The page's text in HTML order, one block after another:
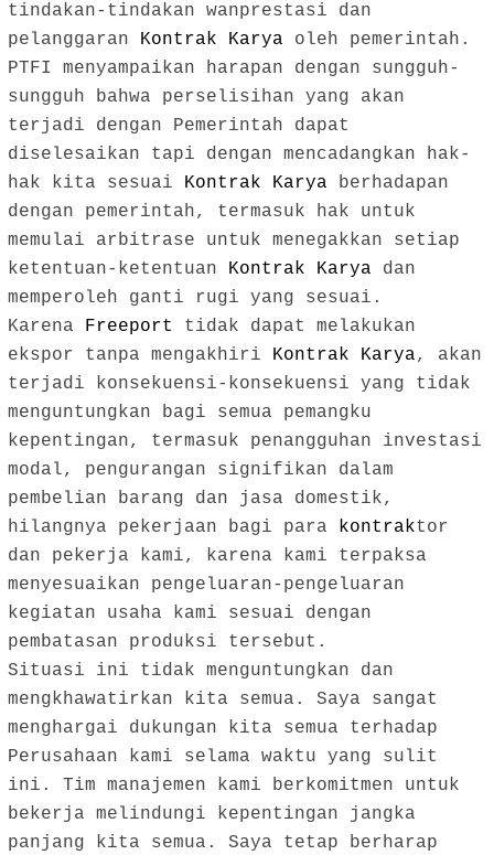
tindakan-tindakan wanprestasi dan
pelanggaran
Kontrak Karya
oleh pemerintah.
PTFI menyampaikan harapan dengan sungguh-
sungguh bahwa perselisihan yang akan
terjadi dengan Pemerintah dapat
diselesaikan tapi dengan mencadangkan hak-
hak kita sesuai
Kontrak Karya
berhadapan
dengan pemerintah, termasuk hak untuk
memulai arbitrase untuk menegakkan setiap
ketentuan-ketentuan
Kontrak Karya
dan
memperoleh ganti rugi yang sesuai.
Karena
Freeport
tidak dapat melakukan
ekspor tanpa mengakhiri
Kontrak Karya, akan
terjadi konsekuensi-konsekuensi yang tidak
menguntungkan bagi semua pemangku
kepentingan, termasuk penangguhan investasi
modal, pengurangan signifikan dalam
pembelian barang dan jasa domestik,
hilangnya pekerjaan bagi para
kontraktor
dan pekerja kami, karena kami terpaksa
menyesuaikan pengeluaran-pengeluaran
kegiatan usaha kami sesuai dengan
pembatasan produksi tersebut.
Situasi ini tidak menguntungkan dan
mengkhawatirkan kita semua. Saya sangat
menghargai dukungan kita semua terhadap
Perusahaan kami selama waktu yang sulit
ini. Tim manajemen kami berkomitmen untuk
bekerja melindungi kepentingan jangka
panjang kita semua. Saya tetap berharap